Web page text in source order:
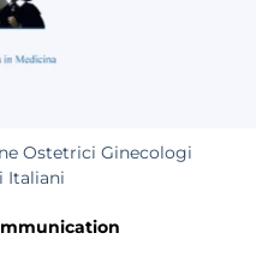
Ostetrici Ginecologi
Italiani